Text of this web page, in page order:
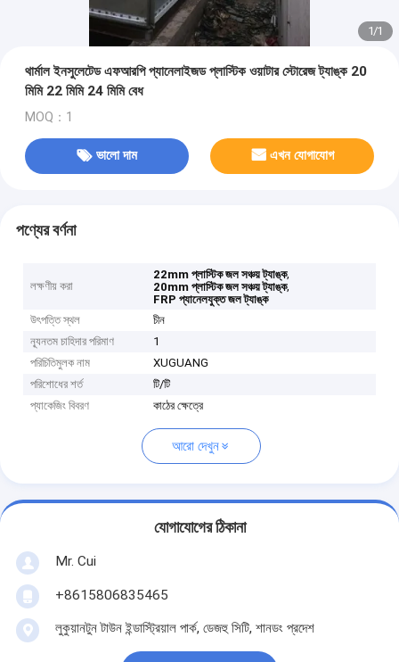
1/1
থার্মাল ইনসুলেটেড এফআরপি প্যানেলাইজড প্লাস্টিক ওয়াটার স্টোরেজ ট্যাঙ্ক 20
মিমি 22 মিমি 24 মিমি বেধ
MOQ：1
ভালো দাম এখন যোগাযোগ
পণ্যের বর্ণনা
লক্ষণীয় করা
22mm প্লাস্টিক জল সঞ্চয় ট্যাঙ্ক,
20mm প্লাস্টিক জল সঞ্চয় ট্যাঙ্ক,
FRP প্যানেলযুক্ত জল ট্যাঙ্ক
উৎপত্তি স্থল
চীন
ন্যূনতম চাহিদার পরিমাণ
1
পরিচিতিমুলক নাম
XUGUANG
পরিশোধের শর্ত
টি/টি
প্যাকেজিং বিবরণ
কাঠের ক্ষেত্রে
আরো দেখুন
যোগাযোগের ঠিকানা
Mr. Cui
+8615806835465
লুকুয়ানটুন টাউন ইন্ডাস্ট্রিয়াল পার্ক, ডেজহু সিটি, শানডং প্রদেশ